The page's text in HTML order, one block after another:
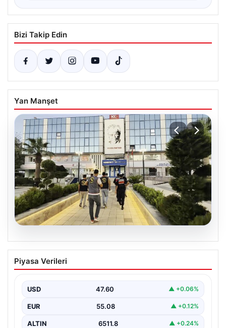
Bizi Takip Edin
Yan Manşet
Menderes Belediyesi Hakkındaki
Soruşturmada Firari Başkan Yardımcısı
İzmir’de Menderes Belediyesi’ne yönelik geniş çaplı
Başkan Yardımcısı…
Piyasa Verileri
USD 47.60 ▲ +0.06%
EUR 55.08 ▲ +0.12%
ALTIN 6511.8 ▲ +0.24%